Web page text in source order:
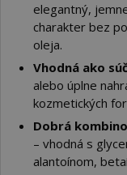
elegantný,
charakter bez
oleja.
Vhodná ako
alebo úplne
kozmetických
Dobrá
– vhodná s
alantoínom,